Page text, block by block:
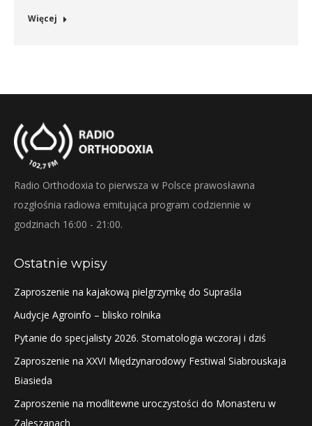
Więcej
Radio Orthodoxia to pierwsza w Polsce prawosławna
rozgłośnia radiowa emitująca program codziennie w
godzinach 16:00 - 21:00.
Ostatnie wpisy
Zaproszenie na kajakową pielgrzymkę do Supraśla
Audycje Agroinfo – blisko rolnika
Pytanie do specjalisty 2026. Stomatologia wczoraj i dziś
Zaproszenie na XXVI Międzynarodowy Festiwal Siabrouskaja
Biasieda
Zaproszenie na modlitewne uroczystości do Monasteru w
Zaleszanach